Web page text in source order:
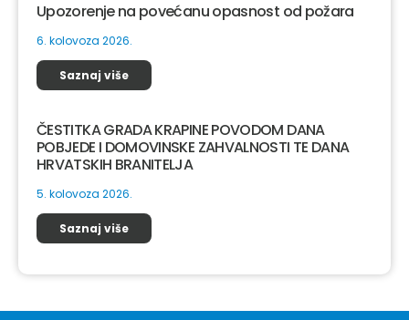
Upozorenje na povećanu opasnost od požara
6. kolovoza 2026.
Saznaj više
ČESTITKA GRADA KRAPINE POVODOM DANA
POBJEDE I DOMOVINSKE ZAHVALNOSTI TE DANA
HRVATSKIH BRANITELJA
5. kolovoza 2026.
Saznaj više